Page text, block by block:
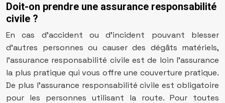
Doit-on prendre une assurance responsabilité
civile ?
En cas d’accident ou d’incident pouvant blesser
d’autres personnes ou causer des dégâts matériels,
l’assurance responsabilité civile est de loin l’assurance
la plus pratique qui vous offre une couverture pratique.
De plus l’assurance responsabilité civile est obligatoire
pour les personnes utilisant la route. Pour toutes